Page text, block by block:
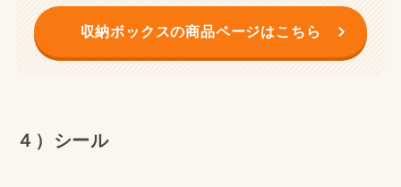
収納ボックスの商品ページはこちら
４）シール